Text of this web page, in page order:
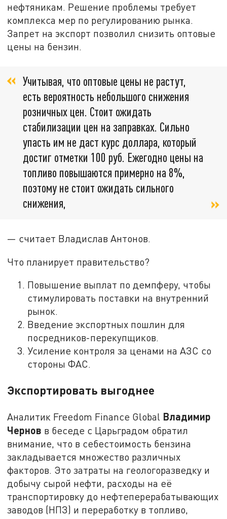
нефтяникам. Решение проблемы требует
комплекса мер по регулированию рынка.
Запрет на экспорт позволил снизить оптовые
цены на бензин.
Учитывая, что оптовые цены не растут,
есть вероятность небольшого снижения
розничных цен. Стоит ожидать
стабилизации цен на заправках. Сильно
упасть им не даст курс доллара, который
достиг отметки 100 руб. Ежегодно цены на
топливо повышаются примерно на 8%,
поэтому не стоит ожидать сильного
снижения,
— считает Владислав Антонов.
Что планирует правительство?
Повышение выплат по демпферу, чтобы
стимулировать поставки на внутренний
рынок.
Введение экспортных пошлин для
посредников-перекупщиков.
Усиление контроля за ценами на АЗС со
стороны ФАС.
Экспортировать выгоднее
Аналитик Freedom Finance Global Владимир
Чернов в беседе с Царьградом обратил
внимание, что в себестоимость бензина
закладывается множество различных
факторов. Это затраты на геологоразведку и
добычу сырой нефти, расходы на её
транспортировку до нефтеперерабатывающих
заводов (НПЗ) и переработку в топливо,